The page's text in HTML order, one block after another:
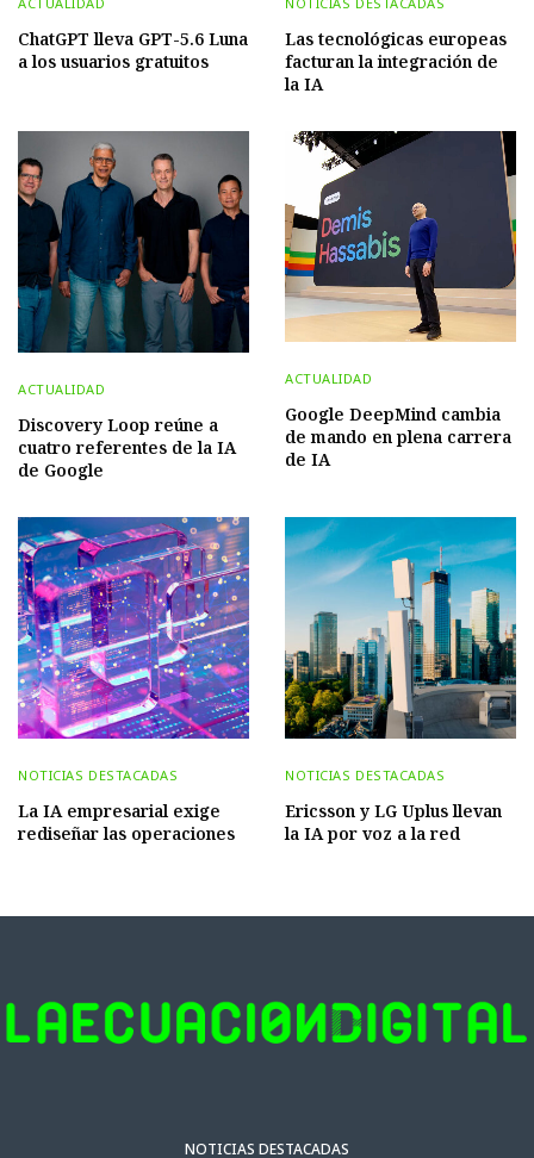
ChatGPT lleva GPT-5.6 Luna
a los usuarios gratuitos
Las tecnológicas europeas
facturan la integración de
la IA
ACTUALIDAD
Discovery Loop reúne a
cuatro referentes de la IA
de Google
ACTUALIDAD
Google DeepMind cambia
de mando en plena carrera
de IA
NOTICIAS DESTACADAS
La IA empresarial exige
rediseñar las operaciones
NOTICIAS DESTACADAS
Ericsson y LG Uplus llevan
la IA por voz a la red
NOTICIAS DESTACADAS